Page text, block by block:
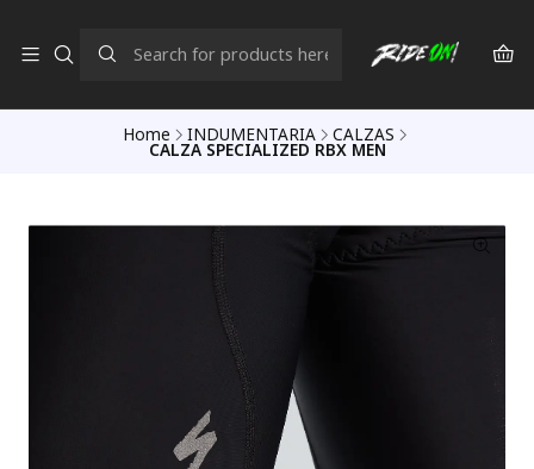
Home INDUMENTARIA CALZAS
CALZA SPECIALIZED RBX MEN